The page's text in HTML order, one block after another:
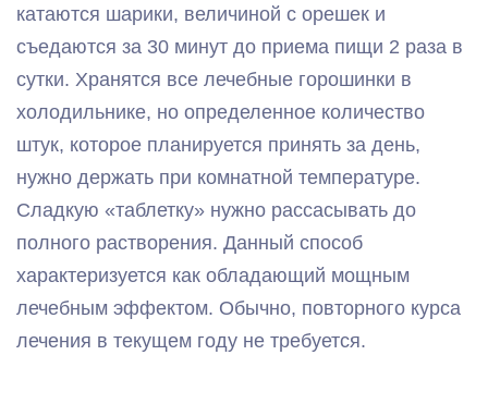
катаются шарики, величиной с орешек и
съедаются за 30 минут до приема пищи 2 раза в
сутки. Хранятся все лечебные горошинки в
холодильнике, но определенное количество
штук, которое планируется принять за день,
нужно держать при комнатной температуре.
Сладкую «таблетку» нужно рассасывать до
полного растворения. Данный способ
характеризуется как обладающий мощным
лечебным эффектом. Обычно, повторного курса
лечения в текущем году не требуется.